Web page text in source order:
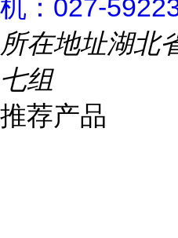
机：027-
所在地址湖北
七组
推荐产品